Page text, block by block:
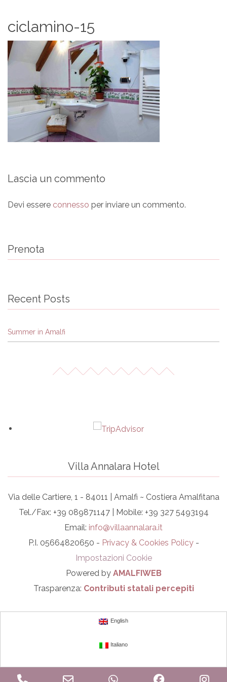
ciclamino-15
Lascia un commento
Devi essere connesso per inviare un commento.
Prenota
Recent Posts
Summer in Amalfi
Villa Annalara Hotel
Via delle Cartiere, 1 - 84011 | Amalfi ~ Costiera Amalfitana
Tel./Fax: +39 089871147 | Mobile: +39 327 5493194
Email: info@villaannalara.it
P.I. 05664820650 - Privacy & Cookies Policy-
Impostazioni Cookie
Powered by AMALFIWEB
Trasparenza: Contributi statali percepiti
WhatsApp Facebook
English
Italiano